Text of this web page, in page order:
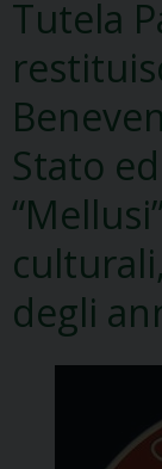
Tutela
Stato
degli